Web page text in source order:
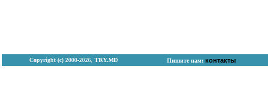
Copyright (с) 2000-2026, TRY.MD Пишите нам: контакты